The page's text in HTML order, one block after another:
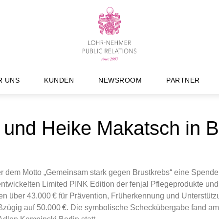
UNS KUNDEN NEWSROOM PARTNER
Heike Makatsch in
Motto „Gemeinsam stark gegen Brustkrebs“ eine
Limited PINK Edition der fenjal Pflegeprodukte
über 43.000 € für Prävention, Früherkennung und
auf 50.000 €. Die symbolische Scheckübergabe fand